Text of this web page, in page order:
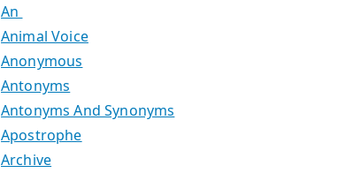
An
Animal Voice
Anonymous
Antonyms
Antonyms And Synonyms
Apostrophe
Archive